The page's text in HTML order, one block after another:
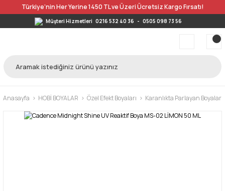
Türkiye’nin Her Yerine 1450 TL ve Üzeri Ücretsiz Kargo Fırsatı!
Müşteri Hizmetleri 0216 532 40 36 - 0505 098 73 56
Anasayfa HOBİ BOYALAR Özel Efekt Boyaları Karanlıkta Parlayan Boyalar